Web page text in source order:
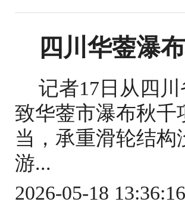
四川华蓥瀑
记者17日从四
致华蓥市瀑布秋千
当，承重滑轮结
游...
2026-05-18 13:36:16